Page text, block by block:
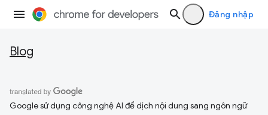
Đăng nhập
Blog
Google sử dụng công nghệ AI để dịch nội dung sang ngôn ngữ